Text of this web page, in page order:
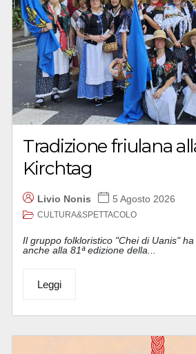
Tradizione friulana
Kirchtag
Livio Nonis 5 Agosto 2026
CULTURA&SPETTACOLO
Il gruppo folkloristico "Chei di Uanis"
anche alla 81ª edizione della...
Leggi